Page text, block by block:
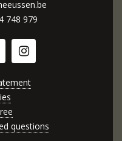
748 979
questions